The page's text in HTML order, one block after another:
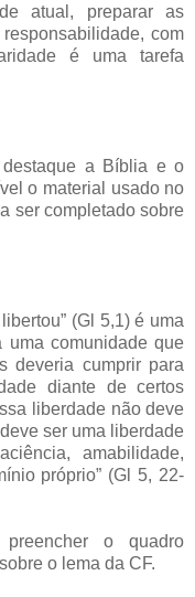
atual, preparar as
com
é uma tarefa
a Bíblia e o
o material usado no
ser completado sobre
(Gl 5,1) é uma
uma comunidade que
deveria cumprir para
diante de certos
liberdade não deve
ser uma liberdade
amabilidade,
próprio” (Gl 5, 22-
o quadro
o lema da CF.